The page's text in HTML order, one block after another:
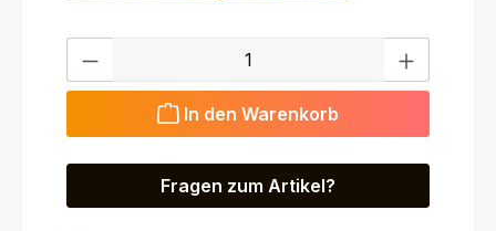
Produkt Anzahl: Gib den gewünschten Wert ein
In den Warenkorb
Fragen zum Artikel?